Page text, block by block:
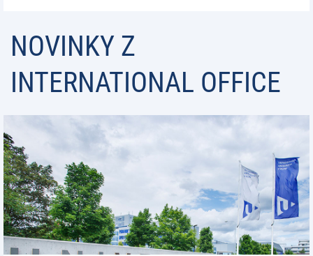
NOVINKY Z
INTERNATIONAL OFFICE